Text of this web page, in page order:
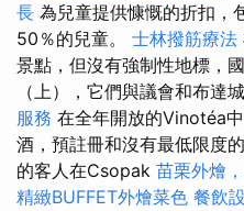
長 為兒童提供慷慨的折扣，
50％的兒童。 士林撥筋療法
景點，但沒有強制性地標，
（上），它們與議會和布達
服務 在全年開放的Vinotéa
酒，預註冊和沒有最低限度
的客人在Csopak 苗栗外燴
精緻BUFFET外燴菜色 餐飲